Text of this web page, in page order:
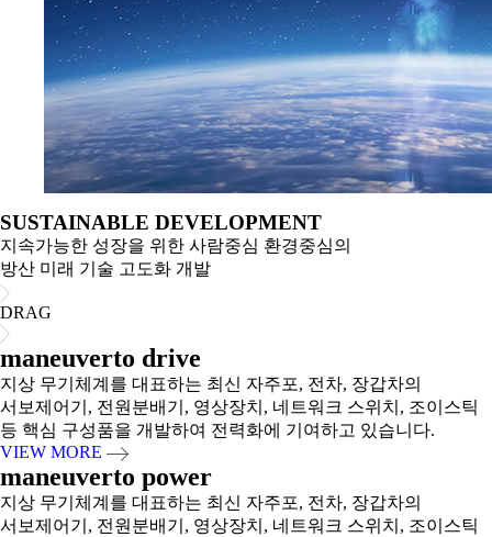
SUSTAINABLE DEVELOPMENT
지속가능한 성장을 위한 사람중심 환경중심의
방산 미래 기술 고도화 개발
DRAG
maneuverto drive
지상 무기체계를 대표하는 최신 자주포, 전차, 장갑차의
서보제어기, 전원분배기, 영상장치, 네트워크 스위치, 조이스틱
등 핵심 구성품을 개발하여 전력화에 기여하고 있습니다.
VIEW MORE
maneuverto power
지상 무기체계를 대표하는 최신 자주포, 전차, 장갑차의
서보제어기, 전원분배기, 영상장치, 네트워크 스위치, 조이스틱